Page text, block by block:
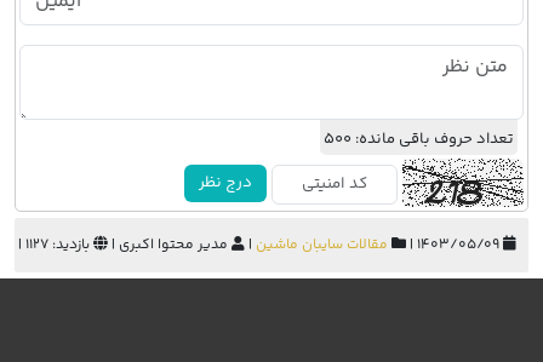
تعداد حروف باقی مانده: 500
درج نظر
مقالات سایبان ماشین | مدیر محتوا اکبری | بازدید: 1127 |